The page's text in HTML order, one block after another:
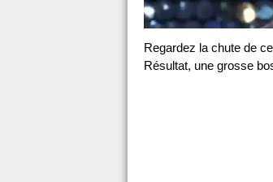
Regardez la chute de
Résultat, une grosse